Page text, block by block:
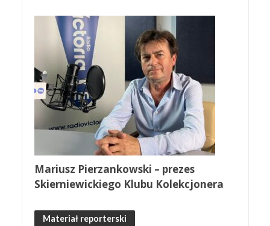
Mariusz Pierzankowski – prezes
Skierniewickiego Klubu Kolekcjonera
Materiał reporterski